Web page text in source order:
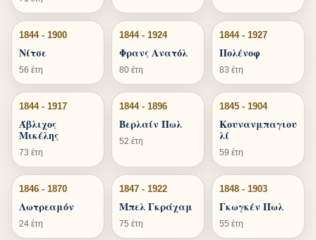
1844 - 1900
Νίτσε
56 έτη
1844 - 1924
Φρανς Ανατόλ
80 έτη
1844 - 1927
Πολένοφ
83 έτη
1844 - 1917
Άβλιχος
Μικέλης
73 έτη
1844 - 1896
Βερλαίν Πωλ
52 έτη
1845 - 1904
Κουνανμπαγιου
λί
59 έτη
1846 - 1870
Λωτρεαμόν
24 έτη
1847 - 1922
Μπελ Γκράχαμ
75 έτη
1848 - 1903
Γκωγκέν Πωλ
55 έτη